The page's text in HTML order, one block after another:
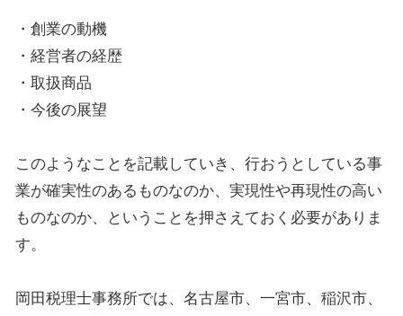
・創業の動機
・経営者の経歴
・取扱商品
・今後の展望
このようなことを記載していき、行おうとしている事
業が確実性のあるものなのか、実現性や再現性の高い
ものなのか、ということを押さえておく必要がありま
す。
岡田税理士事務所では、名古屋市、一宮市、稲沢市、